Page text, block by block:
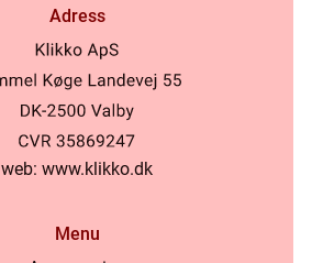
Adress
web: www.klikko.dk
Menu